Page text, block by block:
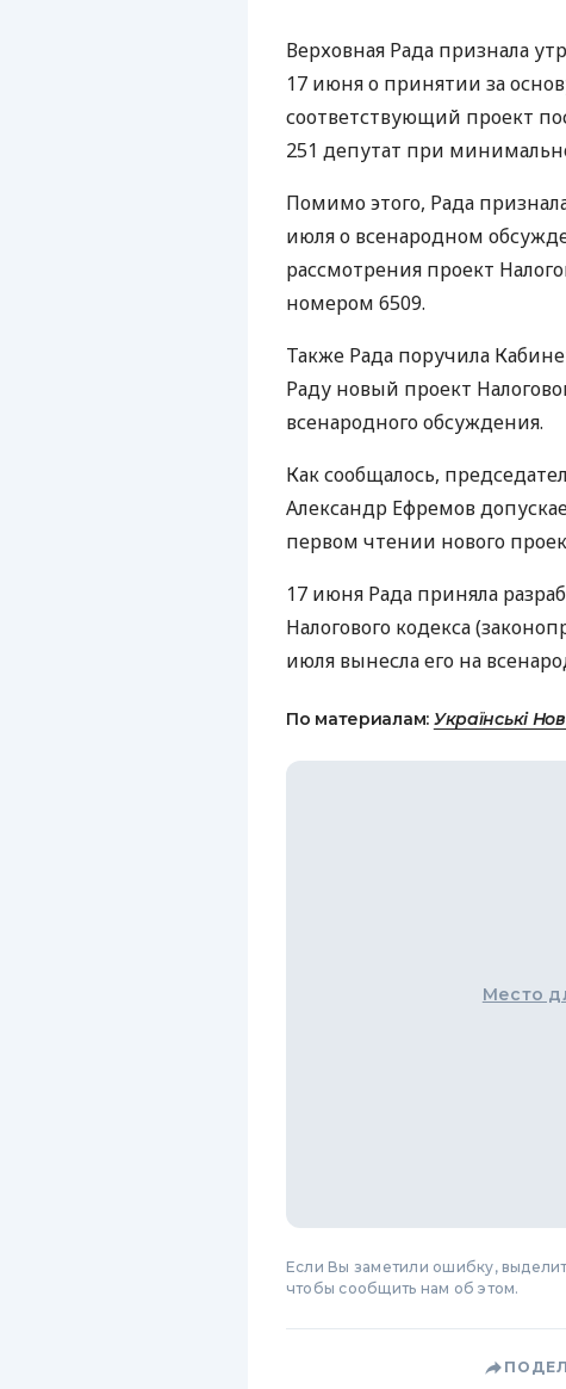
Верховная Рада признала
17 июня о принятии за
соответствующий проект
251 депутат при
Помимо этого, Рада
июля о всенародном
рассмотрения проект
номером 6509.
Также Рада поручила
Раду новый проект
всенародного обсуждения.
Как сообщалось,
Александр Ефремов
первом чтении нового
17 июня Рада приняла
Налогового кодекса
июля вынесла его на
По материалам: Українські
Место
Если Вы заметили ошибку,
чтобы сообщить нам об этом.